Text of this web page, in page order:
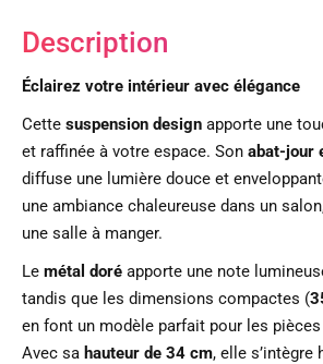
Description
Éclairez votre intérieur avec élégance
Cette suspension design apporte une
et raffinée à votre espace. Son abat-jour
diffuse une lumière douce et
une ambiance chaleureuse dans un
une salle à manger.
Le métal doré apporte une note
tandis que les dimensions compactes (
en font un modèle parfait pour les
Avec sa hauteur de 34 cm, elle s’intègre